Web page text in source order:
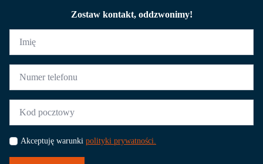
Zostaw kontakt, oddzwonimy!
Imię
Numer
telefonu
Kod
pocztowy
Akceptuję warunki polityki prywatności.